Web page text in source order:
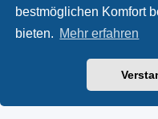
bestmöglichen Komfort
bieten. Mehr erfahren